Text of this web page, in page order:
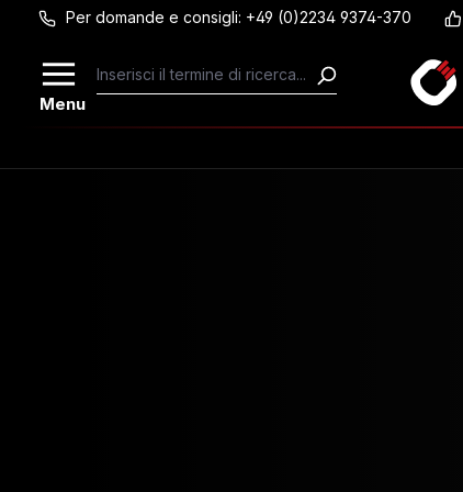
Passa al contenuto principale
Per domande e consigli: +49 (0)2234 9374-370
Menu